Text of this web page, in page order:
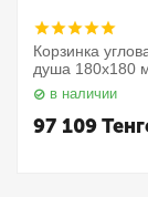
Корзинка
душа 180х180
Elegance
Keuco
в наличии
97 109